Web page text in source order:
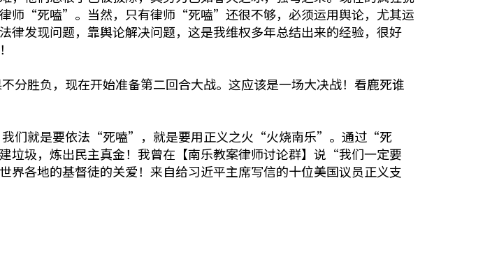
师“死嗑”。当然，只有律师“死嗑”还很不够，必须运用舆论，尤其运
发现问题，靠舆论解决问题，这是我维权多年总结出来的经验，很好
分胜负，现在开始准备第二回合大战。这应该是一场大决战！看鹿死谁
们就是要依法“死嗑”，就是要用正义之火“火烧南乐”。通过“死
圾，炼出民主真金！我曾在【南乐教案律师讨论群】说“我们一定要
各地的基督徒的关爱！来自给习近平主席写信的十位美国议员正义支